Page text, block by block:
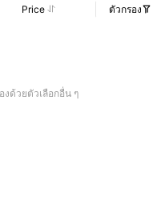
Price ตัวกรอง
ด้วยตัวเลือกอื่น ๆ